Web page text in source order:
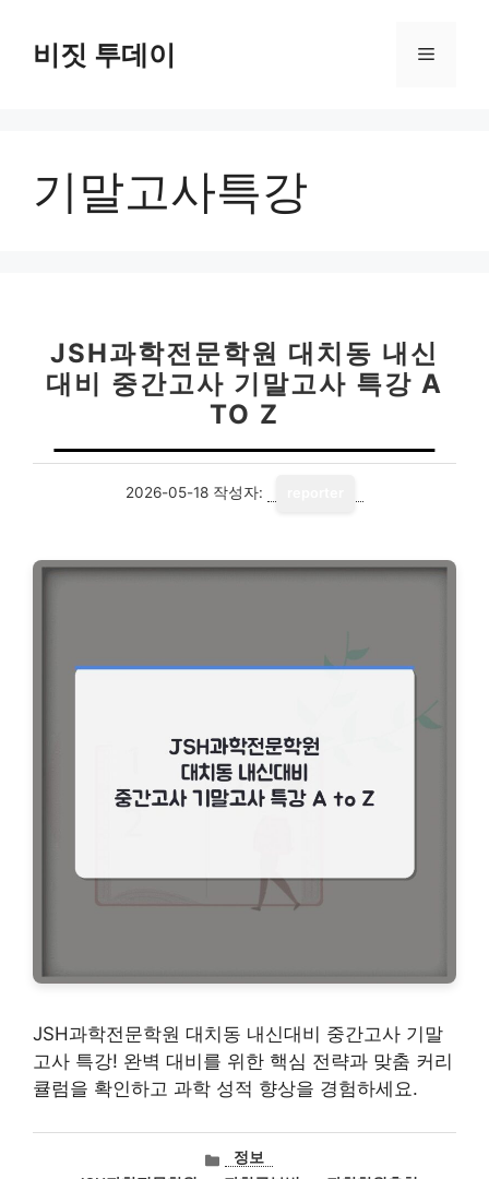
비짓 투데이 메
기말고사특강
JSH과학전문학원 대치동 내신
대비 중간고사 기말고사 특강 A
TO Z
2026-05-18 작성자:
JSH과학전문학원 대치동 내신대비 중간고사 기말
고사 특강! 완벽 대비를 위한 핵심 전략과 맞춤 커리
큘럼을 확인하고 과학 성적 향상을 경험하세요.
카정보